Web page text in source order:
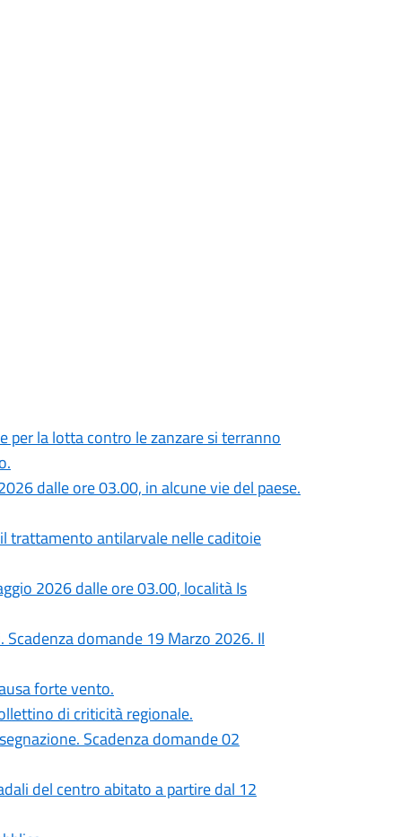
la lotta contro le zanzare si terranno
dalle ore 03.00, in alcune vie del paese.
trattamento antilarvale nelle caditoie
2026 dalle ore 03.00, località Is
domande 19 Marzo 2026. Il
forte vento.
di criticità regionale.
Scadenza domande 02
del centro abitato a partire dal 12